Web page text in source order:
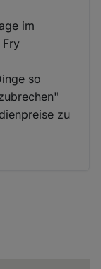
im
so
zu